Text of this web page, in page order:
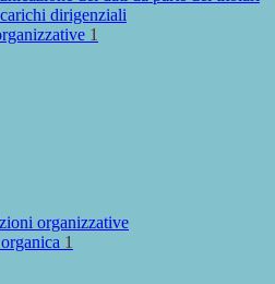
dirigenziali
1
organizzative
1